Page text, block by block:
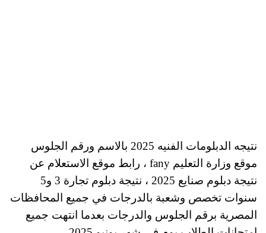
نتيجه الدبلومات الفنيه 2025 بالاسم ورقم الجلوس
موقع وزارة التعليم fany ، رابط موقع الاستعلام عن
نتيجة دبلوم صنايع 2025 ، نتيجة دبلوم تجارة 3 و5
سنوات تخصص وشعبة بالدرجات في جميع المحافظات
المصرية برقم الجلوس والدرجات بعدما انتهت جميع